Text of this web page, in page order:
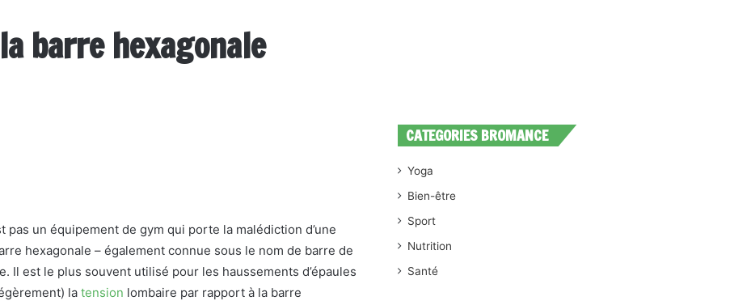
barre hexagonale
pas un équipement de gym qui porte la malédiction d’une
hexagonale – également connue sous le nom de barre de
Il est le plus souvent utilisé pour les haussements d’épaules
la tension lombaire par rapport à la barre
CATEGORIES BROMANCE
Yoga
Bien-être
Sport
Nutrition
Santé